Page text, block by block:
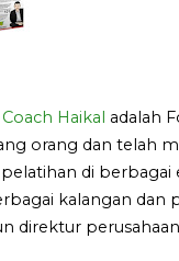
Coach Haikal adalah
orang dan telah
di
kalangan dan
direktur